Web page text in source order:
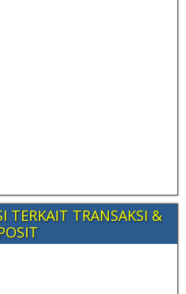
TERKAIT TRANSAKSI &